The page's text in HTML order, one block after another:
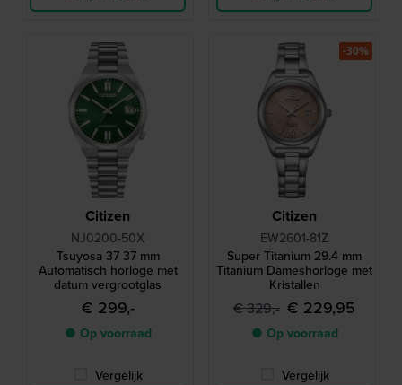
Citizen
NJ0200-50X
Tsuyosa 37 37 mm
Automatisch horloge met
datum vergrootglas
€ 299,-
● Op voorraad
Vergelijk
Citizen
EW2601-81Z
Super Titanium 29.4 mm
Titanium Dameshorloge met
Kristallen
€ 329,- € 229,95
● Op voorraad
Vergelijk
-30%